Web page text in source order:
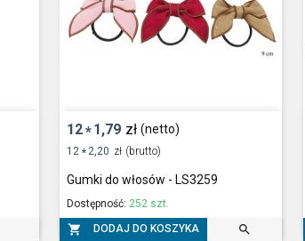
12*1,79 zł (netto)
12 * 2,20 zł (brutto)
Gumki do włosów - LS3259
Dostępność: 252 szt.
 DODAJ DO KOSZYKA 